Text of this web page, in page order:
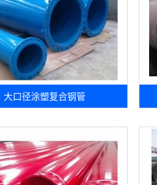
大口径涂塑复合钢管